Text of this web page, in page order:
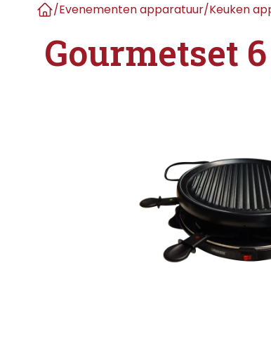
/Evenementen apparatuur/Keuken
Gourmetset